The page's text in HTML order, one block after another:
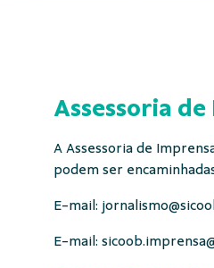
Assessoria
A Assessoria de
podem ser
E-mail:
E-mail: